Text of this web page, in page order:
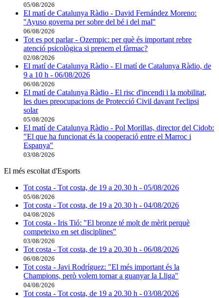
05/08/2026
El matí de Catalunya Ràdio - David Fernández Moreno:
''Ayuso governa per sobre del bé i del mal''
06/08/2026
Tot es pot parlar - Ozempic: per què és important rebre
atenció psicològica si prenem el fàrmac?
02/08/2026
El matí de Catalunya Ràdio - El matí de Catalunya Ràdio, de
9 a 10 h - 06/08/2026
06/08/2026
El matí de Catalunya Ràdio - El risc d'incendi i la mobilitat,
les dues preocupacions de Protecció Civil davant l'eclipsi
solar
05/08/2026
El matí de Catalunya Ràdio - Pol Morillas, director del Cidob:
"El que ha funcionat és la cooperació entre el Marroc i
Espanya"
03/08/2026
El més escoltat d'Esports
Tot costa - Tot costa, de 19 a 20.30 h - 05/08/2026
05/08/2026
Tot costa - Tot costa, de 19 a 20.30 h - 04/08/2026
04/08/2026
Tot costa - Iris Tió: "El bronze té molt de mèrit perquè
competeixo en set disciplines"
03/08/2026
Tot costa - Tot costa, de 19 a 20.30 h - 06/08/2026
06/08/2026
Tot costa - Javi Rodríguez: "El més important és la
Champions, però volem tornar a guanyar la Lliga"
04/08/2026
Tot costa - Tot costa, de 19 a 20.30 h - 03/08/2026